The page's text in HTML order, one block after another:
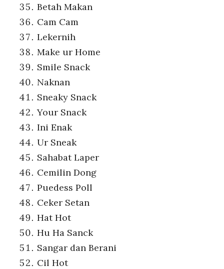
Betah Makan
Cam Cam
Lekernih
Make ur Home
Smile Snack
Naknan
Sneaky Snack
Your Snack
Ini Enak
Ur Sneak
Sahabat Laper
Cemilin Dong
Puedess Poll
Ceker Setan
Hat Hot
Hu Ha Sanck
Sangar dan Berani
Cil Hot